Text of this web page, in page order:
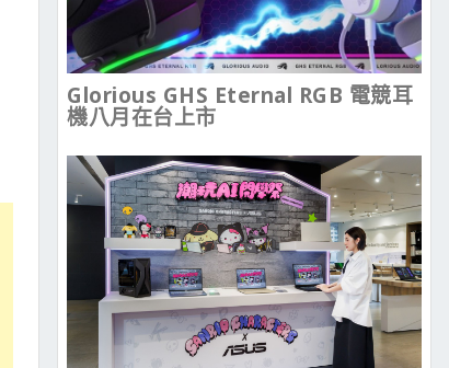
Glorious GHS Eternal RGB 電競耳
機八月在台上市